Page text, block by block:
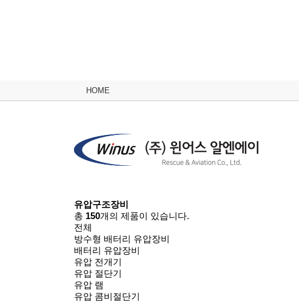
HOME
유압구조장비
총 150개의 제품이 있습니다.
전체
방수형 배터리 유압장비
배터리 유압장비
유압 전개기
유압 절단기
유압 램
유압 콤비절단기